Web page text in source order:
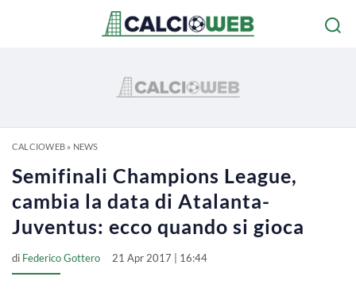
CALCIOWEB» NEWS
Semifinali Champions League,
cambia la data di Atalanta-
Juventus: ecco quando si gioca
di Federico Gottero 21 Apr 2017 | 16:44